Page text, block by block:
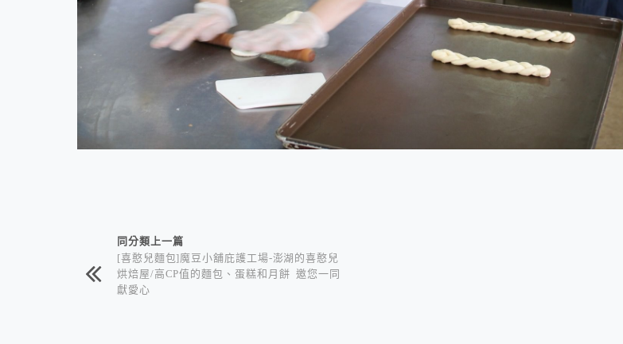
相連文章同分類上一篇
[喜憨兒麵包]魔豆小舖庇護工場-澎湖的喜憨兒
烘焙屋/高CP值的麵包、蛋糕和月餅 邀您一同
獻愛心